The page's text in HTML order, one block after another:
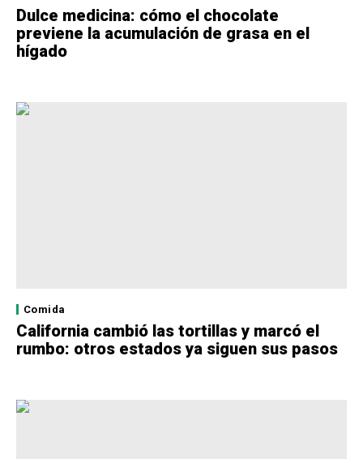
Dulce medicina: cómo el chocolate
previene la acumulación de grasa en el
hígado
Comida
California cambió las tortillas y marcó el
rumbo: otros estados ya siguen sus pasos